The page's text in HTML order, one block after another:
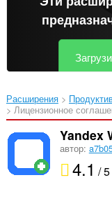
Расширения
Лицензионное
Yandex
автор:
4.1 / 5